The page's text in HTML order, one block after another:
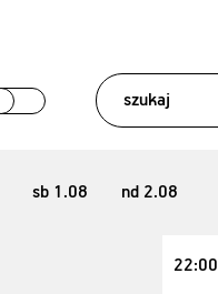
sb 1 .08 nd 2.08
22:00